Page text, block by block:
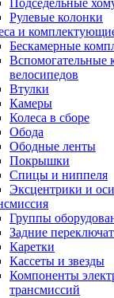
Рулевые колонки
и
Бескамерные
Вспомогательные
велосипедов
Втулки
Камеры
Колеса в сборе
Обода
Ободные ленты
Покрышки
Спицы и ниппеля
Эксцентрики и оси
Группы
Задние
Каретки
Кассеты и звезды
Компоненты
трансмиссий